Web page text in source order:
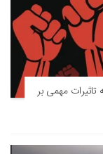
مهمی بر